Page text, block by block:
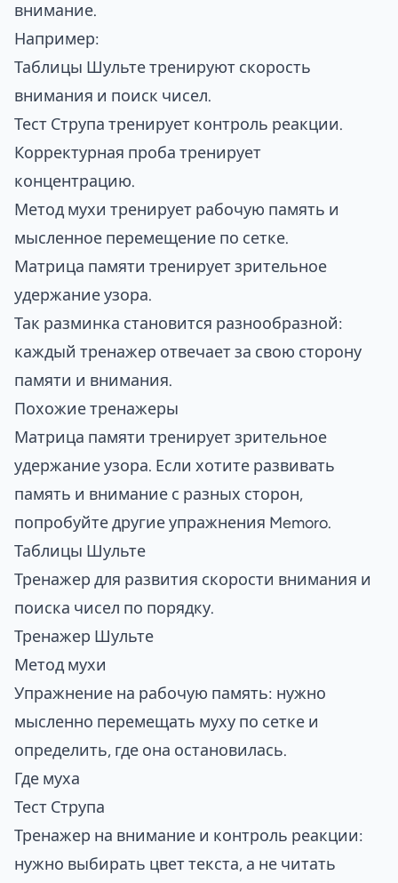
внимание.
Например:
Таблицы Шульте тренируют скорость
внимания и поиск чисел.
Тест Струпа тренирует контроль реакции.
Корректурная проба тренирует
концентрацию.
Метод мухи тренирует рабочую память и
мысленное перемещение по сетке.
Матрица памяти тренирует зрительное
удержание узора.
Так разминка становится разнообразной:
каждый тренажер отвечает за свою сторону
памяти и внимания.
Похожие тренажеры
Матрица памяти тренирует зрительное
удержание узора. Если хотите развивать
память и внимание с разных сторон,
попробуйте другие упражнения Memoro.
Таблицы Шульте
Тренажер для развития скорости внимания и
поиска чисел по порядку.
Тренажер Шульте
Метод мухи
Упражнение на рабочую память: нужно
мысленно перемещать муху по сетке и
определить, где она остановилась.
Где муха
Тест Струпа
Тренажер на внимание и контроль реакции:
нужно выбирать цвет текста, а не читать